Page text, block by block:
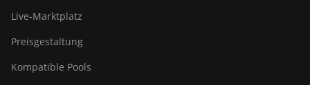
Live-Marktplatz
Preisgestaltung
Kompatible Pools